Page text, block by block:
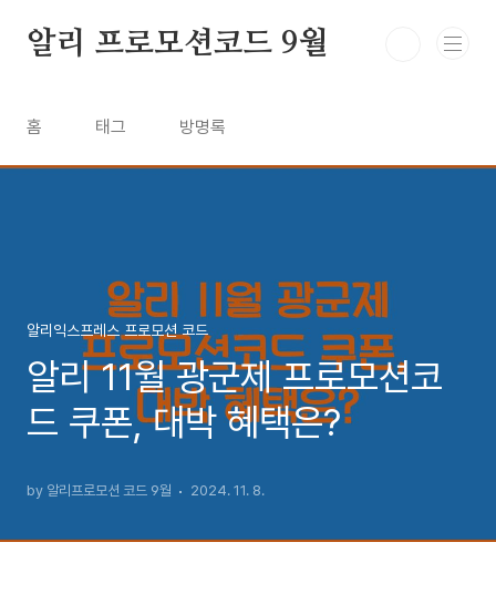
알리 프로모션코드 9월
홈 태그 방명록
알리익스프레스 프로모션 코드
알리 11월 광군제 프로모션코
드 쿠폰, 대박 혜택은?
by 알리프로모션 코드 9월 2024. 11. 8.